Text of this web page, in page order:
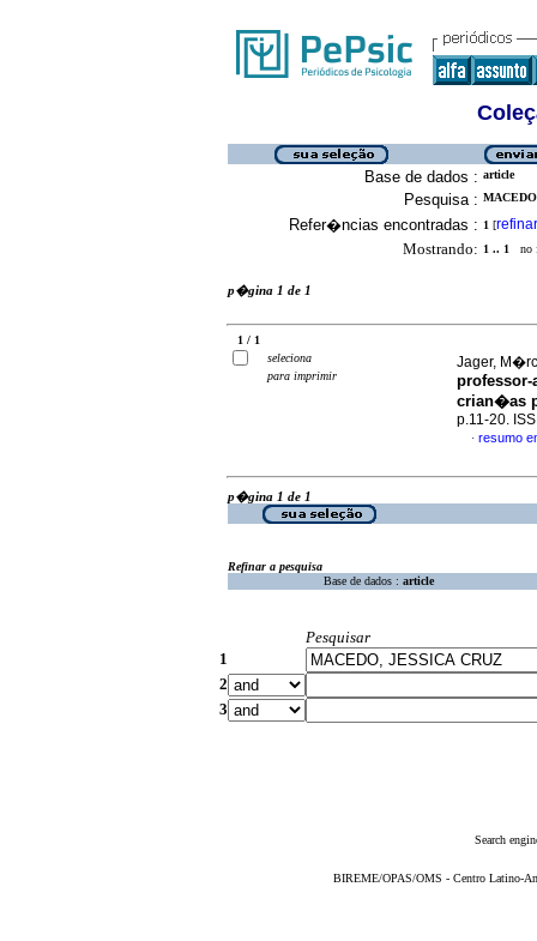
Base de dados : article
Pesquisa :
Refer�ncias encontradas : 1 [refinar
Mostrando: 1 .. 1 no
p�gina 1 de 1
1 / 1
seleciona
para imprimir
Jager,
professor-
crian�as
p.11-20.
· resumo
p�gina 1 de 1
Refinar a pesquisa
Base de dados : article
Pesquisar
1
2
3
Search
BIREME/OPAS/OMS - Centro Latino-